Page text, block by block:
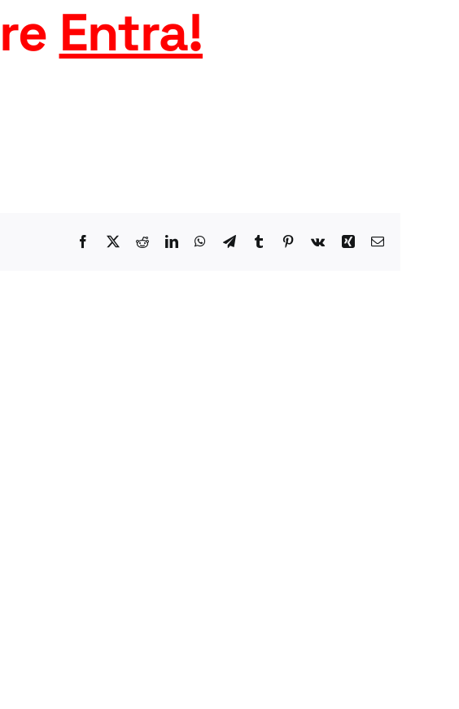
Entra!
Facebook
X RedditLinkedInWhatsApp
TelegramTumblr Pinterest
Vk Xing Email